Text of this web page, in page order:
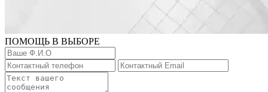
ПОМОЩЬ В ВЫБОРЕ